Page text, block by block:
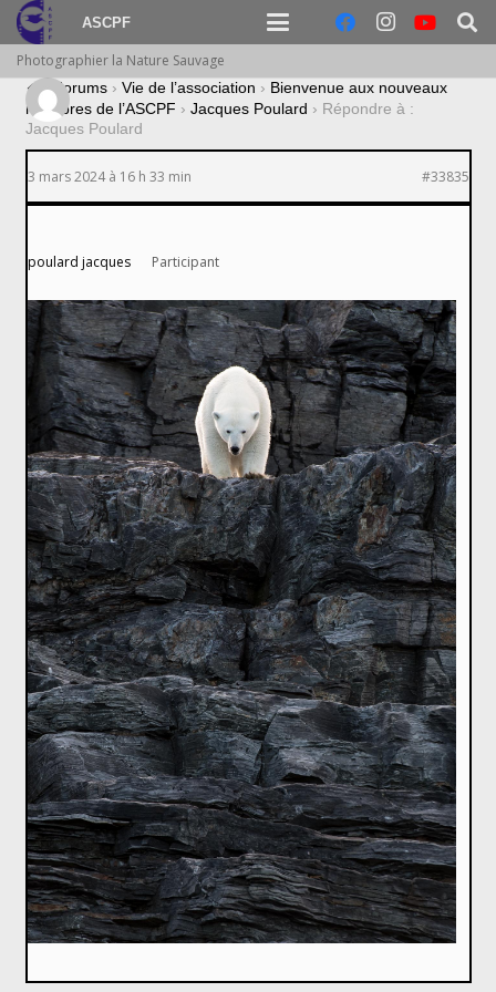
ASCPF
Photographier la Nature Sauvage
› Forums › Vie de l’association › Bienvenue aux nouveaux
membres de l’ASCPF › Jacques Poulard › Répondre à :
Jacques Poulard
3 mars 2024 à 16 h 33 min #33835
poulard jacques Participant